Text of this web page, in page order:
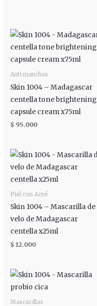
Anti manchas
Skin 1004 – Madagascar
centella tone brightening
capsule cream x75ml
$ 95.000
Piel con Acné
Skin 1004 – Mascarilla de
velo de Madagascar
centella x25ml
$ 12.000
Mascarillas